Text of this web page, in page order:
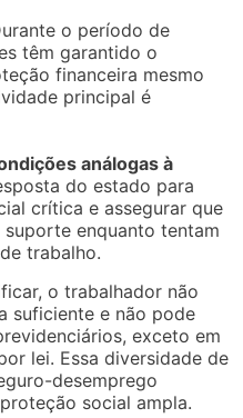
o período de
têm garantido o
financeira mesmo
principal é
análogas à
do estado para
crítica e assegurar que
suporte enquanto tentam
trabalho.
o trabalhador não
suficiente e não pode
exceto em
lei. Essa diversidade de
desemprego
social ampla.